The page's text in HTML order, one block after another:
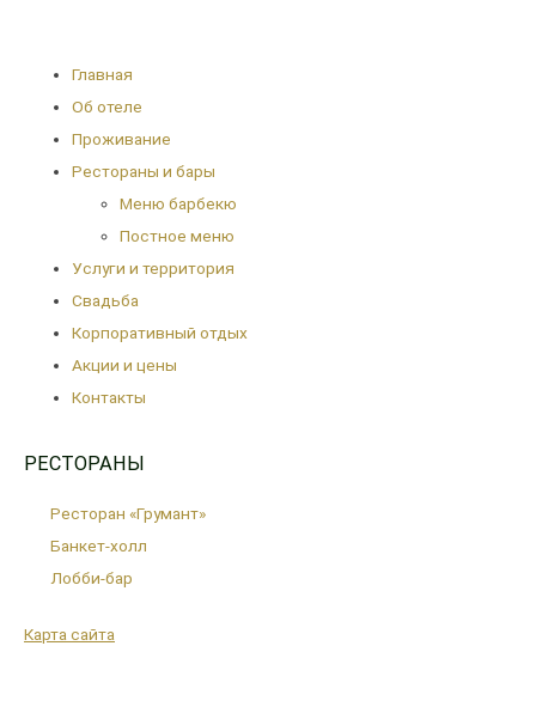
Главная
Об отеле
Проживание
Рестораны и бары
Меню барбекю
Постное меню
Услуги и территория
Свадьба
Корпоративный отдых
Акции и цены
Контакты
РЕСТОРАНЫ
Ресторан «Грумант»
Банкет-холл
Лобби-бар
Карта сайта